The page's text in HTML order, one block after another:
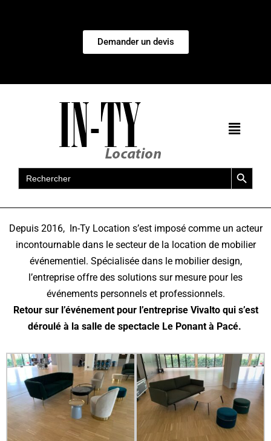
Demander un devis
Search
for:
Search Button
Depuis 2016, In-Ty Location s’est imposé comme un acteur
incontournable dans le secteur de la location de mobilier
événementiel. Spécialisée dans le mobilier design,
l’entreprise offre des solutions sur mesure pour les
événements personnels et professionnels.
Retour sur l’événement pour l’entreprise Vivalto qui s’est
déroulé à la salle de spectacle Le Ponant à Pacé.